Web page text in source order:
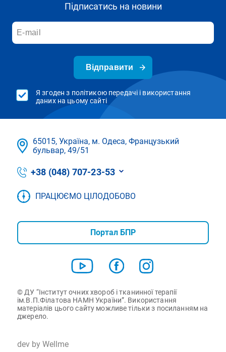
Підписатись на новини
Відправити
Я згоден з політикою передачі і використання
даних на цьому сайті
65015, Україна, м. Одеса, Французький
бульвар, 49/51
+38 (048) 707-23-53
ПРАЦЮЄМО ЦІЛОДОБОВО
Портал БПР
© ДУ “Інститут очних хвороб і тканинної терапії
ім.В.П.Філатова НАМН України”. Використання
матеріалів цього сайту можливе тільки з посиланням на
джерело.
dev by Wellme